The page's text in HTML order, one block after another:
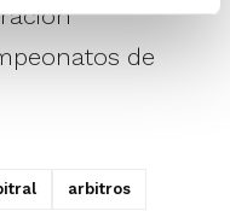
de
arbitros